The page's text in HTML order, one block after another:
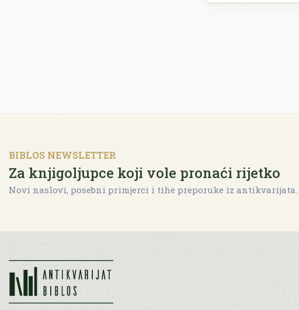
BIBLOS NEWSLETTER
Za knjigoljupce koji vole pronaći rijetko
Novi naslovi, posebni primjerci i tihe preporuke iz antikvarijata.